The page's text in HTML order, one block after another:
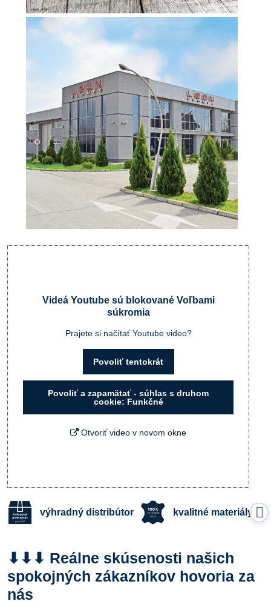
Videá Youtube sú blokované Voľbami
súkromia
Prajete si načítať Youtube video?
Povoliť tentokrát
Povoliť a zapamätať - súhlas s druhom
cookie: Funkčné
Otvoriť video v novom okne
výhradný distribútor kvalitné materiály
⬇︎⬇︎⬇︎ Reálne skúsenosti našich
spokojných zákazníkov hovoria za
nás